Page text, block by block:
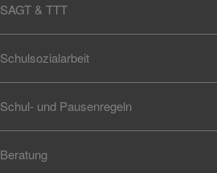
SAGT & TTT
Schulsozialarbeit
Schul- und Pausenregeln
Beratung